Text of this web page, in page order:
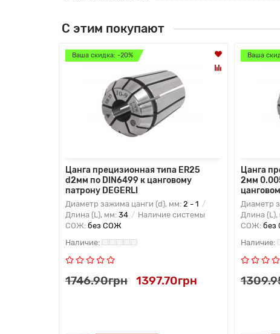
С этим покупают
Ваша скидка: -20%
Цанга прецизионная типа ER25
d2мм по DIN6499 к цанговому
патрону DEGERLI
Диаметр зажима цанги (d), мм: 2 - 1
Длина (L), мм: 34
Наличие системы
СОЖ: без СОЖ
1746.90грн 1397.70грн
Ваша
Цанга
2мм
Диаметр
Длина
СОЖ: